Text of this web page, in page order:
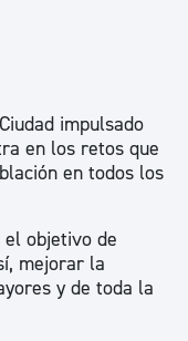
impulsado
en los retos que
en todos los
el objetivo de
mejorar la
y de toda la